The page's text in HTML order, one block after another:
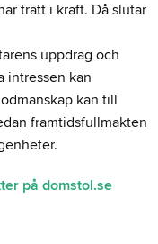
trätt i kraft. Då slutar
uppdrag och
intressen kan
kan till
framtidsfullmakten
på domstol.se